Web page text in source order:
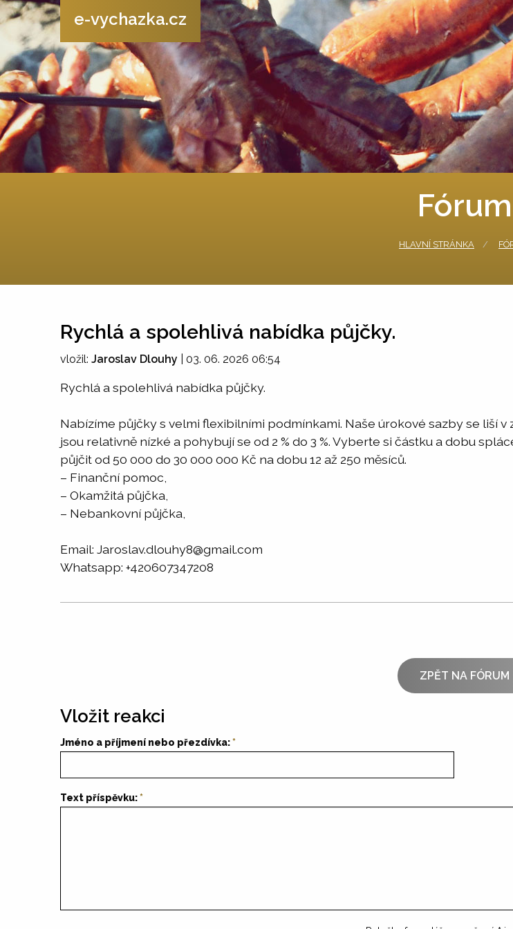
e-vychazka.cz
Fórum
HLAVNÍ STRÁNKA
Rychlá a spolehlivá nabídka půjčky.
vložil: Jaroslav Dlouhy 03. 06. 2026 06:54
Rychlá a spolehlivá nabídka půjčky.
Nabízíme půjčky s velmi flexibilními podmínkami. Naše úrokové sazby se liší
jsou relativně nízké a pohybují se od 2 % do 3 %. Vyberte si částku a dobu
půjčit od 50 000 do 30 000 000 Kč na dobu 12 až 250 měsíců.
– Finanční pomoc,
– Okamžitá půjčka,
– Nebankovní půjčka,
Email: Jaroslav.dlouhy8@gmail.com
Whatsapp: +420607347208
ZPĚT NA FÓRUM
Vložit reakci
Jméno a příjmení nebo přezdívka:
Text příspěvku: